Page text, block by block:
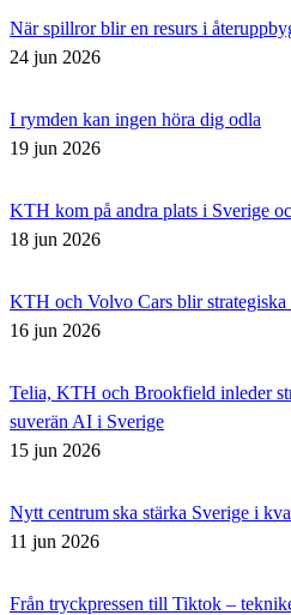
När spillror blir en resurs i
24 jun 2026
I rymden kan ingen höra dig odla
19 jun 2026
KTH kom på andra plats i Sverige
18 jun 2026
KTH och Volvo Cars blir strategiska
16 jun 2026
Telia, KTH och Brookfield inleder
suverän AI i Sverige
15 jun 2026
Nytt centrum ska stärka Sverige i
11 jun 2026
Från tryckpressen till Tiktok –